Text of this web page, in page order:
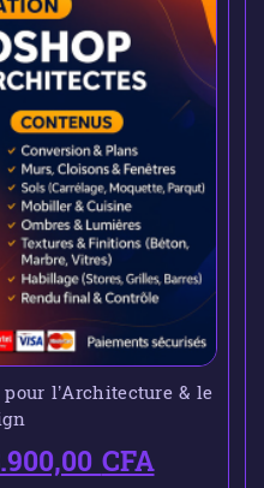
l’Architecture & le
CFA